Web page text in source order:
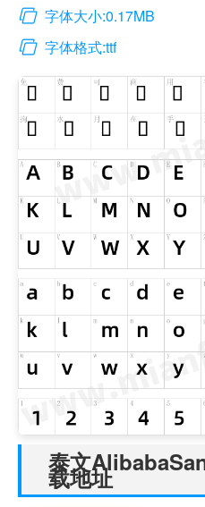
字体大小:0.17MB
字体格式:ttf
泰文
载地址